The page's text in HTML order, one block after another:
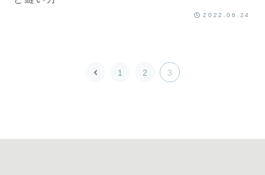
2022.06.24
前 1 2 3